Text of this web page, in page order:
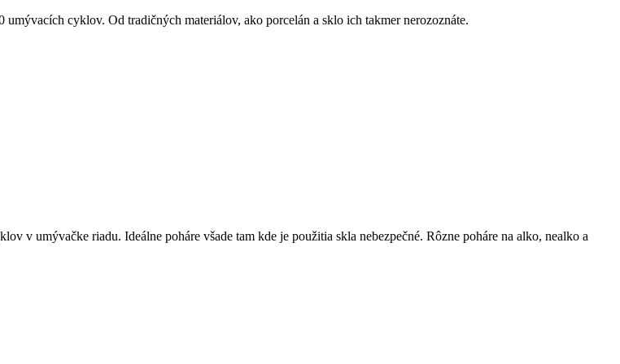
cyklov. Od tradičných materiálov, ako porcelán a sklo ich takmer nerozoznáte.
v umývačke riadu. Ideálne poháre všade tam kde je použitia skla nebezpečné. Rôzne poháre na alko, nealko a